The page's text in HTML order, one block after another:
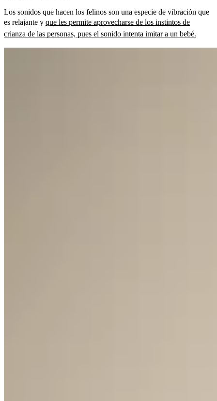
Los sonidos que hacen los felinos son una especie de vibración que
es relajante y que les permite aprovecharse de los instintos de
crianza de las personas, pues el sonido intenta imitar a un bebé.